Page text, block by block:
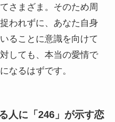
さまざま。そのため周
われずに、あなた自身
ることに意識を向けて
しても、本当の愛情で
なるはずです。
人に「246」が示す恋